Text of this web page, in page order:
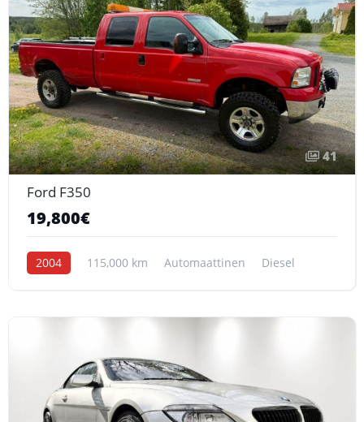
41
Ford F350
19,800€
2004 115,000 km Automaattinen Diesel